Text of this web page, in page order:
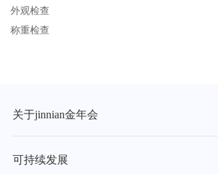
外观检查
称重检查
关于jinnian金年会
可持续发展